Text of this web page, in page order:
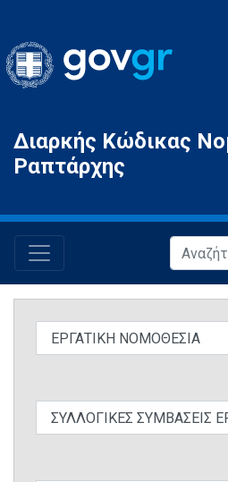
Gov.gr
Διαρκής Κώδικας
Ραπτάρχης